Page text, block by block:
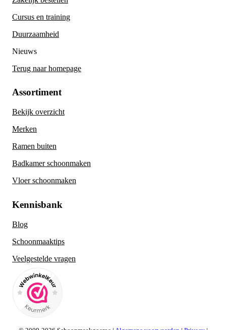
Cursus en training
Duurzaamheid
Nieuws
Terug naar homepage
Assortiment
Bekijk overzicht
Merken
Ramen buiten
Badkamer schoonmaken
Vloer schoonmaken
Kennisbank
Blog
Schoonmaaktips
Veelgestelde vragen